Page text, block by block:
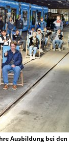
Ausbildung bei